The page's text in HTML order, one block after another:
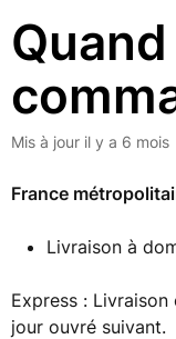
Mis à jour il y a 6 mois
France
Livraison à
Express :
jour ouvré suivant.